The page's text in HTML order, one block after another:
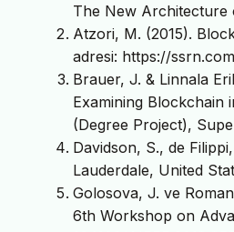
The New Architecture
Atzori, M. (2015).
adresi: https://
Brauer, J. & Linnala
Examining Blockchain
(Degree Project),
Davidson, S., de
Lauderdale, United
Golosova, J. ve
6th Workshop on